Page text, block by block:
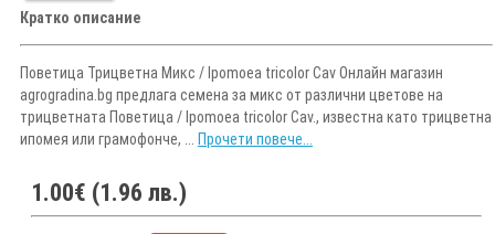
Кратко описание
Поветица Трицветна Mикс / Ipomoea tricolor Cav Онлайн магазин
agrogradina.bg предлага семена за микс от различни цветове на
трицветната Поветица / Ipomoea tricolor Cav., известна като трицветна
ипомея или грамофонче, ... Прочети повече...
1.00€ (1.96 лв.)